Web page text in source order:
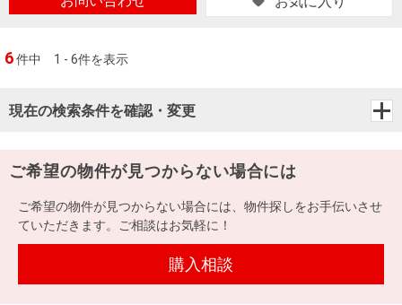
6件中 1 - 6件を表示
現在の検索条件を確認・変更
ご希望の物件が見つからない場合には
ご希望の物件が見つからない場合には、物件探しをお手伝いさせ
ていただきます。ご相談はお気軽に！
購入相談